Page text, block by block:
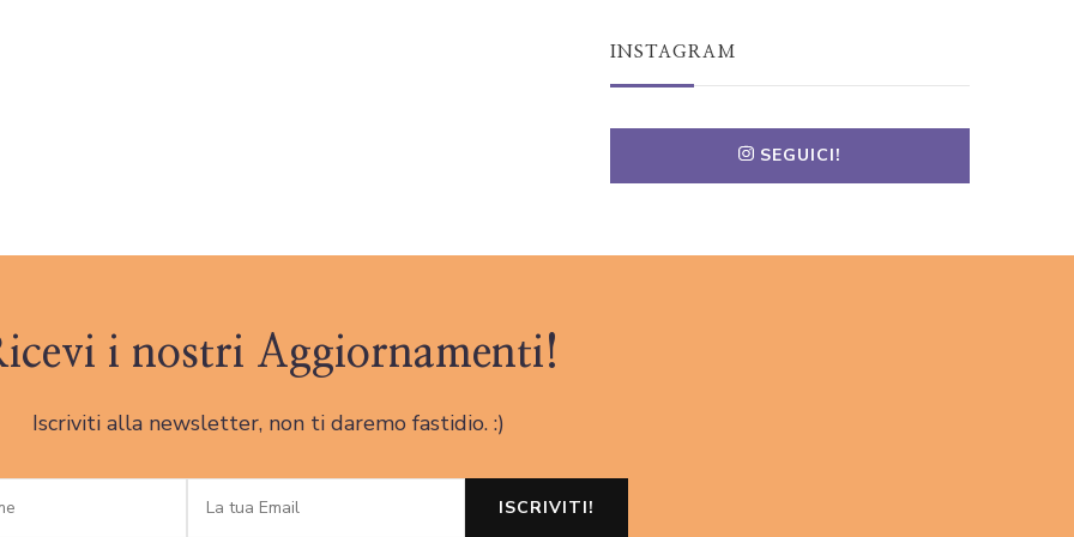
INSTAGRAM
SEGUICI!
i nostri Aggiornamenti!
Iscriviti alla newsletter, non ti daremo fastidio. :)